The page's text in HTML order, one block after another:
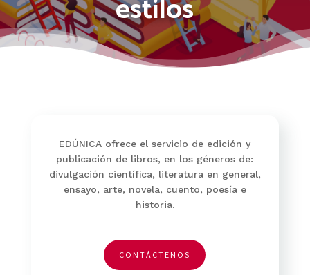
estilos
EDÚNICA ofrece el servicio de edición y
publicación de libros, en los géneros de:
divulgación científica, literatura en general,
ensayo, arte, novela, cuento, poesía e
historia.
CONTÁCTENOS